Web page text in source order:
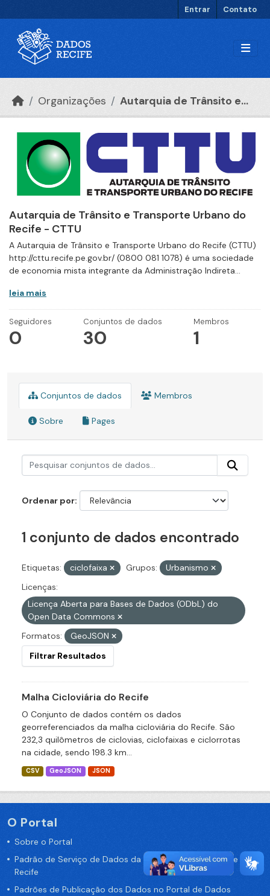
Entrar Contato
Organizações Autarquia de Trânsito e...
Autarquia de Trânsito e Transporte Urbano do
Recife - CTTU
A Autarquia de Trânsito e Transporte Urbano do Recife (CTTU)
http://cttu.recife.pe.gov.br/ (0800 081 1078) é uma sociedade
de economia mista integrante da Administração Indireta...
leia mais
Seguidores
0
Conjuntos de dados
30
Membros
1
Conjuntos de dados Membros
Sobre Pages
Ordenar por
1 conjunto de dados encontrado
Etiquetas: ciclofaixa Grupos:
Urbanismo
Licenças:
Licença Aberta para Bases de Dados (ODbL) do
Open Data Commons
Formatos:
GeoJSON
Filtrar Resultados
Malha Cicloviária do Recife
O Conjunto de dados contém os dados
georreferenciados da malha cicloviária do Recife. São
232,3 quilômetros de ciclovias, ciclofaixas e ciclorrotas
na cidade, sendo 198.3 km...
CSV GeoJSON JSON
O Portal
Sobre o Portal
Padrão de Serviço de Dados da Prefeitura da Cidade de
Recife
Padrões de Publicação dos Dados no Portal de Dados